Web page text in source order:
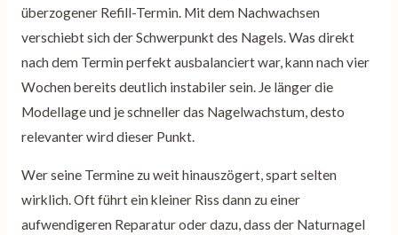
überzogener Refill-Termin. Mit dem Nachwachsen
verschiebt sich der Schwerpunkt des Nagels. Was direkt
nach dem Termin perfekt ausbalanciert war, kann nach vier
Wochen bereits deutlich instabiler sein. Je länger die
Modellage und je schneller das Nagelwachstum, desto
relevanter wird dieser Punkt.
Wer seine Termine zu weit hinauszögert, spart selten
wirklich. Oft führt ein kleiner Riss dann zu einer
aufwendigeren Reparatur oder dazu, dass der Naturnagel